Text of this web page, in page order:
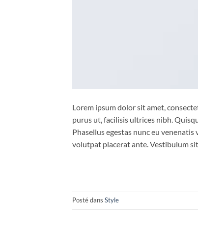
Lorem ipsum dolor sit amet,
purus ut, facilisis ultrices nibh.
Phasellus egestas nunc eu
volutpat placerat ante. Vestibulum
Posté dans Style